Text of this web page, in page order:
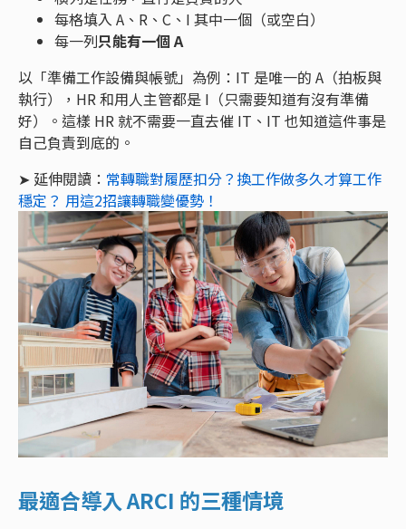
每格填入 A、R、C、I 其中一個（或空白）
每一列只能有一個 A
以「準備工作設備與帳號」為例：IT 是唯一的 A（拍板與
執行），HR 和用人主管都是 I（只需要知道有沒有準備
好）。這樣 HR 就不需要一直去催 IT、IT 也知道這件事是
自己負責到底的。
➤ 延伸閱讀： 常轉職對履歷扣分？換工作做多久才算工作
穩定？ 用這2招讓轉職變優勢！
最適合導入 ARCI 的三種情境